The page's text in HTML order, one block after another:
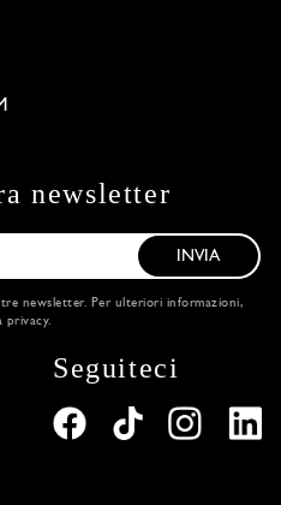
newsletter
INVIA
newsletter. Per ulteriori informazioni,
privacy.
Seguiteci